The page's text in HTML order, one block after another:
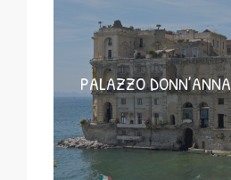
PALAZZO DONN’ANNA